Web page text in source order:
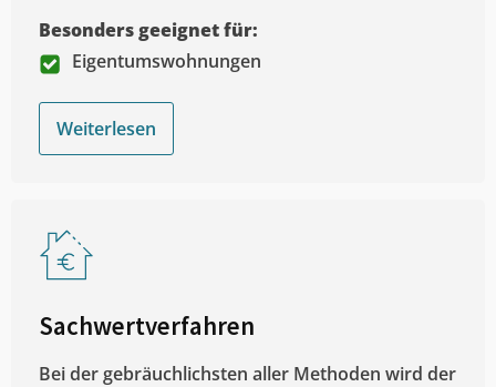
Besonders geeignet für:
Eigentumswohnungen
Weiterlesen
Sachwertverfahren
Bei der gebräuchlichsten aller Methoden wird der